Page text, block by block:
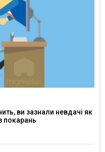
ви зазнали невдачі як
покарань